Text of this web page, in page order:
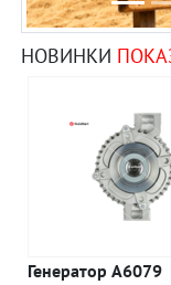
НОВИНКИ
Генератор A6079